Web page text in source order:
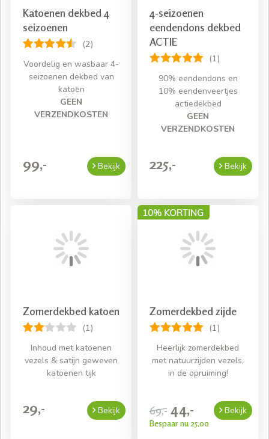
Katoenen dekbed 4
seizoenen
(2)
Voordelig en wasbaar 4-
seizoenen dekbed van
katoen
GEEN
VERZENDKOSTEN
99,- Bekijk
4-seizoenen
eendendons dekbed
ACTIE
(1)
90% eendendons en
10% eendenveertjes
actiedekbed
GEEN
VERZENDKOSTEN
225,- Bekijk
Zomerdekbed katoen
(1)
Inhoud met katoenen
vezels & satijn geweven
katoenen tijk
29,- Bekijk
Zomerdekbed zijde
(1)
Heerlijk zomerdekbed
met natuurzijden vezels,
in de opruiming!
69,- 44,-
Bespaar nu 25,00
Bekijk